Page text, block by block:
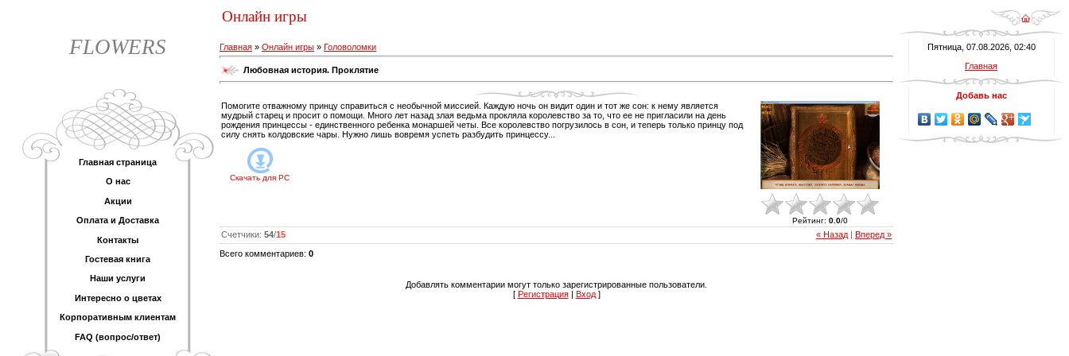
FLOWERS
Главная страница
О нас
Акции
Оплата и Доставка
Контакты
Гостевая книга
Наши услуги
Интересно о цветах
Корпоративным клиентам
FAQ (вопрос/ответ)
Онлайн игры
Главная » Онлайн игры » Головоломки
Любовная история. Проклятие
Помогите отважному принцу справиться с необычной миссией. Каждую ночь он видит один и тот же сон: к нему является
мудрый старец и просит о помощи. Много лет назад злая ведьма прокляла королевство за то, что ее не пригласили на день
рождения принцессы - единственного ребенка монаршей четы. Все королевство погрузилось в сон, и теперь только принцу под
силу снять колдовские чары. Нужно лишь вовремя успеть разбудить принцессу...
Скачать для PC
Рейтинг: 0.0/0
« Назад Вперед »
Счетчики: 54/15
Всего комментариев: 0
Добавлять комментарии могут только зарегистрированные пользователи.
[ Регистрация| Вход]
Пятница, 07.08.2026, 02:40
Главная
Добавь нас